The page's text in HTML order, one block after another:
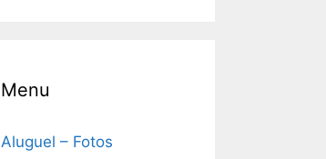
Menu
Aluguel – Fotos